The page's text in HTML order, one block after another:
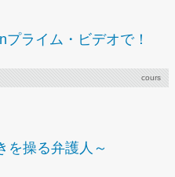
ライム・ビデオで！
cours
を操る弁護人～